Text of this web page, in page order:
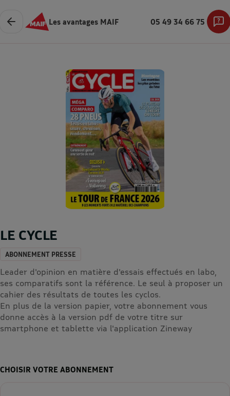
Les avantages MAIF 05 49 34 66 75
LE CYCLE
ABONNEMENT PRESSE
Leader d'opinion en matière d'essais effectués en labo,
ses comparatifs sont la référence. Le seul à proposer un
cahier des résultats de toutes les cyclos.
En plus de la version papier, votre abonnement vous
donne accès à la version pdf de votre titre sur
smartphone et tablette via l'application Zineway
CHOISIR VOTRE ABONNEMENT